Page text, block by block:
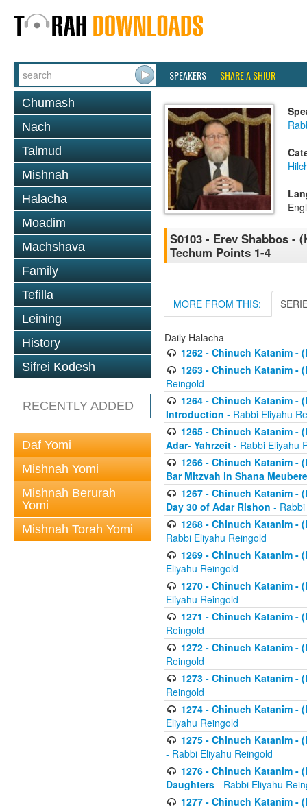
SPEAKERS SHARE A SHIUR
Chumash
Nach
Talmud
Mishnah
Halacha
Moadim
Machshava
Family
Tefilla
Leining
History
Sifrei Kodesh
RECENTLY ADDED
Daf Yomi
Mishnah Yomi
Mishnah Berurah
Yomi
Mishnah Torah Yomi
S0103 - Erev Shabbos -
Techum Points 1-4
MORE FROM THIS:
Daily Halacha
1262 - Chinuch Katanim -
1263 - Chinuch Katanim -
Reingold
1264 - Chinuch Katanim -
Introduction - Rabbi Eliyahu
1265 - Chinuch Katanim -
Adar- Yahrzeit - Rabbi Eliyahu
1266 - Chinuch Katanim -
Bar Mitzvah in Shana
1267 - Chinuch Katanim -
Day 30 of Adar Rishon -
1268 - Chinuch Katanim -
Rabbi Eliyahu Reingold
1269 - Chinuch Katanim -
Eliyahu Reingold
1270 - Chinuch Katanim -
Eliyahu Reingold
1271 - Chinuch Katanim -
Reingold
1272 - Chinuch Katanim -
Reingold
1273 - Chinuch Katanim -
Reingold
1274 - Chinuch Katanim -
Eliyahu Reingold
1275 - Chinuch Katanim -
- Rabbi Eliyahu Reingold
1276 - Chinuch Katanim -
Daughters - Rabbi Eliyahu
1277 - Chinuch Katanim -